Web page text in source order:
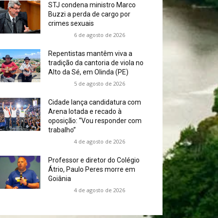
STJ condena ministro Marco
Buzzi a perda de cargo por
crimes sexuais
6 de agosto de 2026
Repentistas mantêm viva a
tradição da cantoria de viola no
Alto da Sé, em Olinda (PE)
5 de agosto de 2026
Cidade lança candidatura com
Arena lotada e recado à
oposição: “Vou responder com
trabalho”
4 de agosto de 2026
Professor e diretor do Colégio
Átrio, Paulo Peres morre em
Goiânia
4 de agosto de 2026